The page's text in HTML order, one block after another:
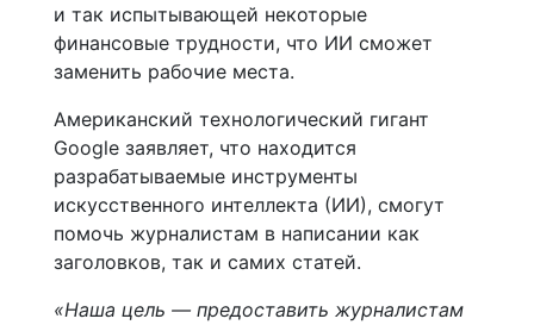
и так испытывающей некоторые
финансовые трудности, что ИИ сможет
заменить рабочие места.
Американский технологический гигант
Google заявляет, что находится
разрабатываемые инструменты
искусственного интеллекта (ИИ), смогут
помочь журналистам в написании как
заголовков, так и самих статей.
«Наша цель — предоставить журналистам